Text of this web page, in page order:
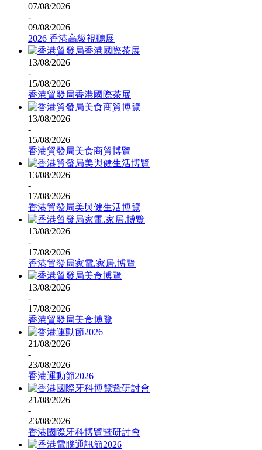
07/08/2026
-
09/08/2026
2026 香港高級視聽展
13/08/2026
-
15/08/2026
香港貿發局香港國際茶展
13/08/2026
-
15/08/2026
香港貿發局美食商貿博覽
13/08/2026
-
17/08/2026
香港貿發局美與健生活博覽
13/08/2026
-
17/08/2026
香港貿發局家電.家居.博覽
13/08/2026
-
17/08/2026
香港貿發局美食博覽
21/08/2026
-
23/08/2026
香港運動節2026
21/08/2026
-
23/08/2026
香港國際牙科博覽暨研討會